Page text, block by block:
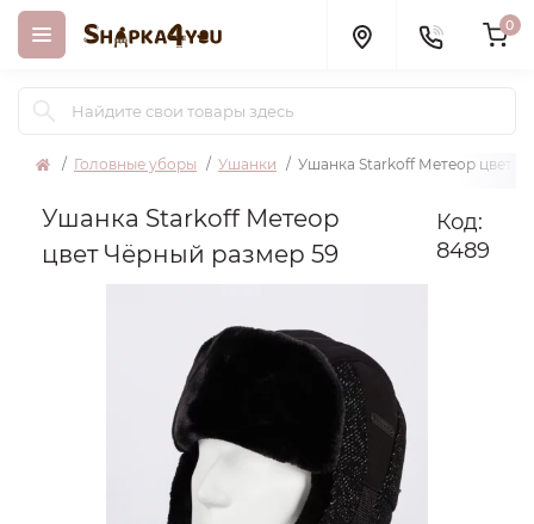
0
Головные уборы Ушанки Ушанка Starkoff Метеор цвет
Ушанка Starkoff Метеор
цвет Чёрный размер 59
Код:
8489